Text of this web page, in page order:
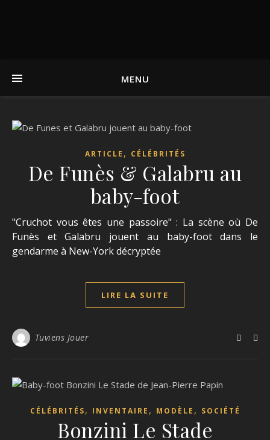
MENU
ARTICLE , CÉLÉBRITÉS
De Funès & Galabru au
baby-foot
"Cruchot vous êtes une passoire" : La scène où De
Funès et Galabru jouent au baby-foot dans le
gendarme à New-York décryptée
LIRE LA SUITE
Tuviens Jouer
CÉLÉBRITÉS, INVENTAIRE , MODÈLE , SOCIÉTÉ
Bonzini Le Stade